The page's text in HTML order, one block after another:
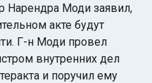
Нарендра Моди заявил,
акте будут
Г-н Моди провел
внутренних дел
и поручил ему